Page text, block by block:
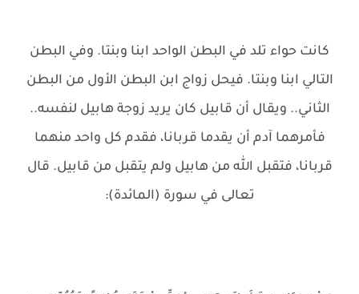
كانت حواء تلد في البطن الواحد ابنا وبنتا. وفي البطن
التالي ابنا وبنتا. فيحل زواج ابن البطن الأول من البطن
الثاني.. ويقال أن قابيل كان يريد زوجة هابيل لنفسه..
فأمرهما آدم أن يقدما قربانا، فقدم كل واحد منهما
قربانا، فتقبل الله من هابيل ولم يتقبل من قابيل. قال
تعالى في سورة (المائدة):